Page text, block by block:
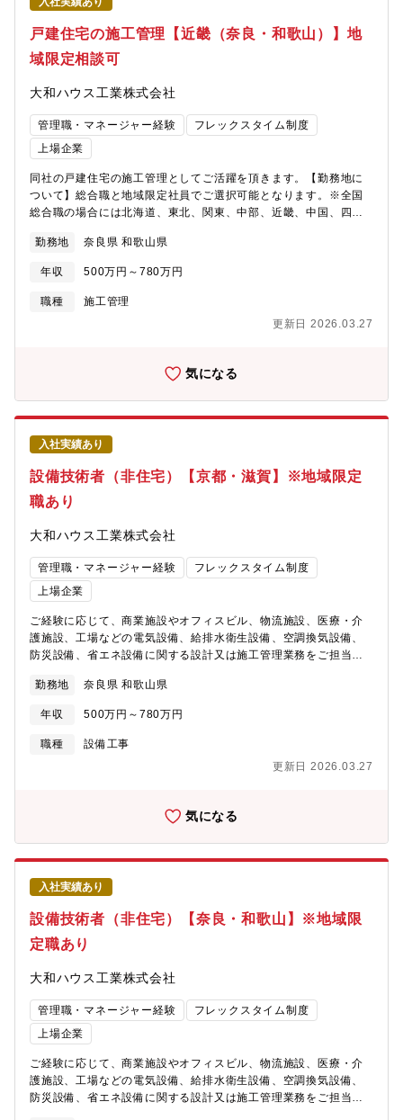
法人／2024年3月認定（ホワイト500:4回目）■Nextなでしこ 共
働き・共育て支援企業／2024年３月選定■Forbes JAPAN
WOMAN AWARD／2023年11月企業特別賞を受賞■くるみん認定
／2023年11月認定■ハタラクエール／2024年3月受賞（3年連
2023年12月ベストワークプレイス認定（3年連続）、D&I Award
大賞受賞
戸建住宅の施工管理【近畿（奈良・和歌山）】地
域限定相談可
大和ハウス工業株式会社
管理職・マネージャー経験
フレックスタイム制度
上場企業
同社の戸建住宅の施工管理としてご活躍を頂きます。【勤務地に
ついて】総合職と地域限定社員でご選択可能となります。※全国
総合職の場合には北海道、東北、関東、中部、近畿、中国、四
います。（※初任地は希望考慮します）【近畿エリアの事業所】
https://www.daiwahouse.co.jp/officeHP/kinki/index.asp【大和
ハウスの戸建て事業】
https://www.daiwahouse.com/businessfield/housing/kodate.html
勤務地 奈良県 和歌山県
年収 500万円～780万円
職種
施工管理
更新日 2026.03.27
気になる
入社実績あり
設備技術者（非住宅）【京都・滋賀】※地域限定
職あり
大和ハウス工業株式会社
管理職・マネージャー経験
フレックスタイム制度
上場企業
ご経験に応じて、商業施設やオフィスビル、物流施設、医療・介
護施設、工場などの電気設備、給排水衛生設備、空調換気設備、
防災設備、省エネ設備に関する設計又は施工管理業務をご担当い
畿、中国、四国、九州、沖縄など全国の事業所 （希望考慮しま
す）※地域限定社員の処遇もあります。【全国の事業所】
https://www.daiwahouse.co.jp/officeHP/tohoku/index.asp#section1
さ【技術職の採用ページも是非ご覧ください】
勤務地 奈良県 和歌山県
年収 500万円～780万円
職種
設備工事
更新日 2026.03.27
気になる
入社実績あり
設備技術者（非住宅）【奈良・和歌山】※地域限
定職あり
大和ハウス工業株式会社
管理職・マネージャー経験
フレックスタイム制度
上場企業
ご経験に応じて、商業施設やオフィスビル、物流施設、医療・介
護施設、工場などの電気設備、給排水衛生設備、空調換気設備、
防災設備、省エネ設備に関する設計又は施工管理業務をご担当い